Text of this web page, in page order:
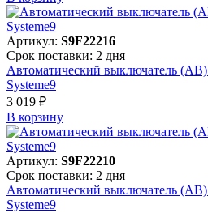
Артикул: S9F22216
Срок поставки: 2 дня
Автоматический выключатель
Systeme9
3 019 ₽
В корзинy
Артикул: S9F22210
Срок поставки: 2 дня
Автоматический выключатель
Systeme9